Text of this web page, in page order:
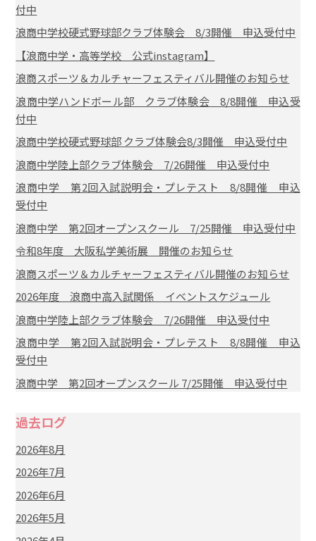
付中
浪商中学校硬式野球部クラブ体験会 8/3開催 申込受付中
【浪商中学・高等学校 公式instagram】
浪商スポーツ＆カルチャーフェスティバル開催のお知らせ
浪商中学ハンドボール部 クラブ体験会 8/8開催 申込受
付中
浪商中学校硬式野球部 クラブ体験会8/3開催 申込受付中
浪商中学陸上部クラブ体験会 7/26開催 申込受付中
浪商中学 第2回入試説明会・プレテスト 8/8開催 申込
受付中
浪商中学 第2回オープンスクール 7/25開催 申込受付中
令和8年度 大阪私学美術展 開催のお知らせ
浪商スポーツ＆カルチャーフェスティバル開催のお知らせ
2026年度 浪商中高入試関係 イベントスケジュール
浪商中学陸上部クラブ体験会 7/26開催 申込受付中
浪商中学 第2回入試説明会・プレテスト 8/8開催 申込
受付中
浪商中学 第2回オープンスクール 7/25開催 申込受付中
過去ログ
2026年8月
2026年7月
2026年6月
2026年5月